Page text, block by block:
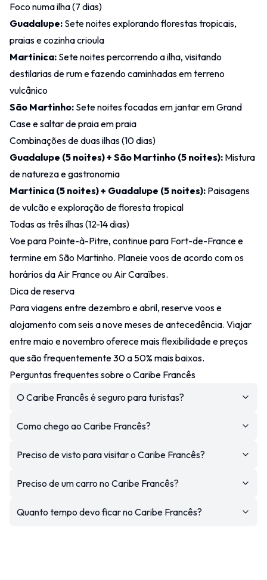
Foco numa ilha (7 dias)
Guadalupe: Sete noites explorando florestas tropicais,
praias e cozinha crioula
Martinica: Sete noites percorrendo a ilha, visitando
destilarias de rum e fazendo caminhadas em terreno
vulcânico
São Martinho: Sete noites focadas em jantar em Grand
Case e saltar de praia em praia
Combinações de duas ilhas (10 dias)
Guadalupe (5 noites) + São Martinho (5 noites): Mistura
de natureza e gastronomia
Martinica (5 noites) + Guadalupe (5 noites): Paisagens
de vulcão e exploração de floresta tropical
Todas as três ilhas (12-14 dias)
Voe para Pointe-à-Pitre, continue para Fort-de-France e
termine em São Martinho. Planeie voos de acordo com os
horários da Air France ou Air Caraïbes.
Dica de reserva
Para viagens entre dezembro e abril, reserve voos e
alojamento com seis a nove meses de antecedência. Viajar
entre maio e novembro oferece mais flexibilidade e preços
que são frequentemente 30 a 50% mais baixos.
Perguntas frequentes sobre o Caribe Francês
O Caribe Francês é seguro para turistas?
Como chego ao Caribe Francês?
Preciso de visto para visitar o Caribe Francês?
Preciso de um carro no Caribe Francês?
Quanto tempo devo ficar no Caribe Francês?